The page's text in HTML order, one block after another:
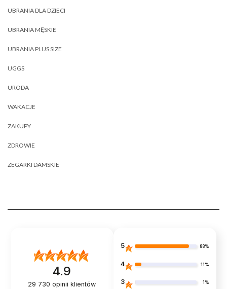
UBRANIA DLA DZIECI
UBRANIA MĘSKIE
UBRANIA PLUS SIZE
UGGS
URODA
WAKACJE
ZAKUPY
ZDROWIE
ZEGARKI DAMSKIE
4.9
29 730 opinii klientów
5 88%
4 11%
3 1%